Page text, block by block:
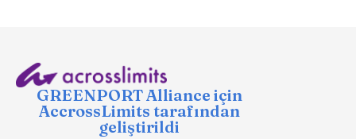
GREENPORT Alliance için
AccrossLimits tarafından
geliştirildi